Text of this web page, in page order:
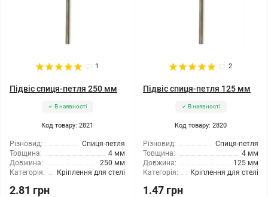
1
Підвіс спиця-петля 250 мм
В наявності
Код товару: 2821
Різновид:
Спиця-петля
Товщина:
4 мм
Довжина:
250 мм
Категорія:
Кріплення для стелі
2.81 грн
2
Підвіс спиця-петля 125 мм
В наявності
Код товару: 2820
Різновид:
Спиця-петля
Товщина:
4 мм
Довжина:
125 мм
Категорія:
Кріплення для стелі
1.47 грн